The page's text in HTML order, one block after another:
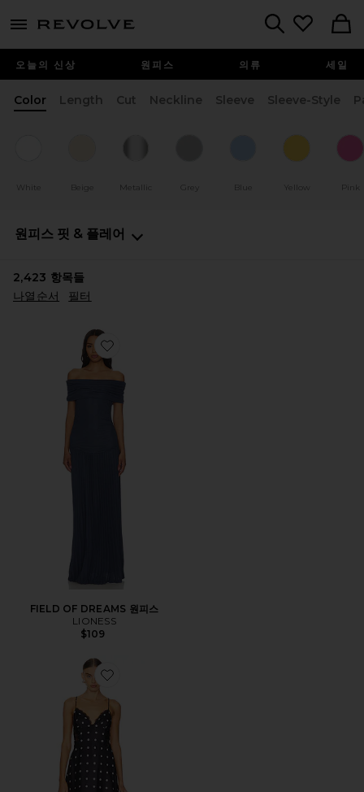
menu - shows more content
오늘의 신상 원피스 의류 세일
Color Length Cut Neckline Sleeve Sleeve-Style
White Beige Metallic Grey Blue Yellow Pink
원피스 핏 & 플레어
2,423 항목들
나열순서
필터
Favorite FIELD OF DREAMS 원피스
FIELD OF DREAMS 원피스
LIONESS
$109
Favorite ISABELLA 원피스